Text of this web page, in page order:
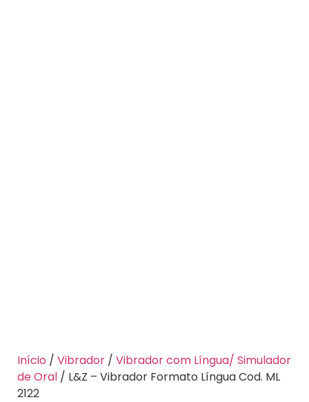
Início / Vibrador / Vibrador com Língua/ Simulador
de Oral / L&Z – Vibrador Formato Língua Cod. ML
2122